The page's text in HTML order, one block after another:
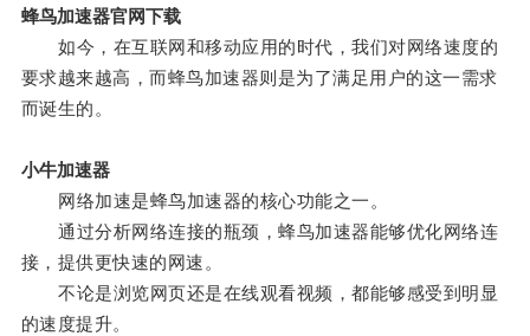
蜂鸟加速器官网下载
如今，在互联网和移动应用的时代，我们对网络速度的
要求越来越高，而蜂鸟加速器则是为了满足用户的这一需求
而诞生的。
小牛加速器
网络加速是蜂鸟加速器的核心功能之一。
通过分析网络连接的瓶颈，蜂鸟加速器能够优化网络连
接，提供更快速的网速。
不论是浏览网页还是在线观看视频，都能够感受到明显
的速度提升。